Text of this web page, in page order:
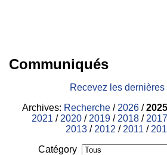
Communiqués
Recevez les
Archives: Recherche / 2026 /2025
2021 / 2020 / 2019 / 2018 / 2017
2013 / 2012 / 2011 /
Catégory